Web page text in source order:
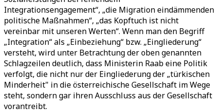
Integrationsengagement“, „die Migration eindämmenden
politische Maßnahmen“, „das Kopftuch ist nicht
vereinbar mit unseren Werten“. Wenn man den Begriff
„Integration“ als „Einbeziehung“ bzw. „Eingliederung“
versteht, wird unter Betrachtung der oben genannten
Schlagzeilen deutlich, dass Ministerin Raab eine Politik
verfolgt, die nicht nur der Eingliederung der „türkischen
Minderheit" in die österreichische Gesellschaft im Wege
steht, sondern gar ihren Ausschluss aus der Gesellschaft
vorantreibt.